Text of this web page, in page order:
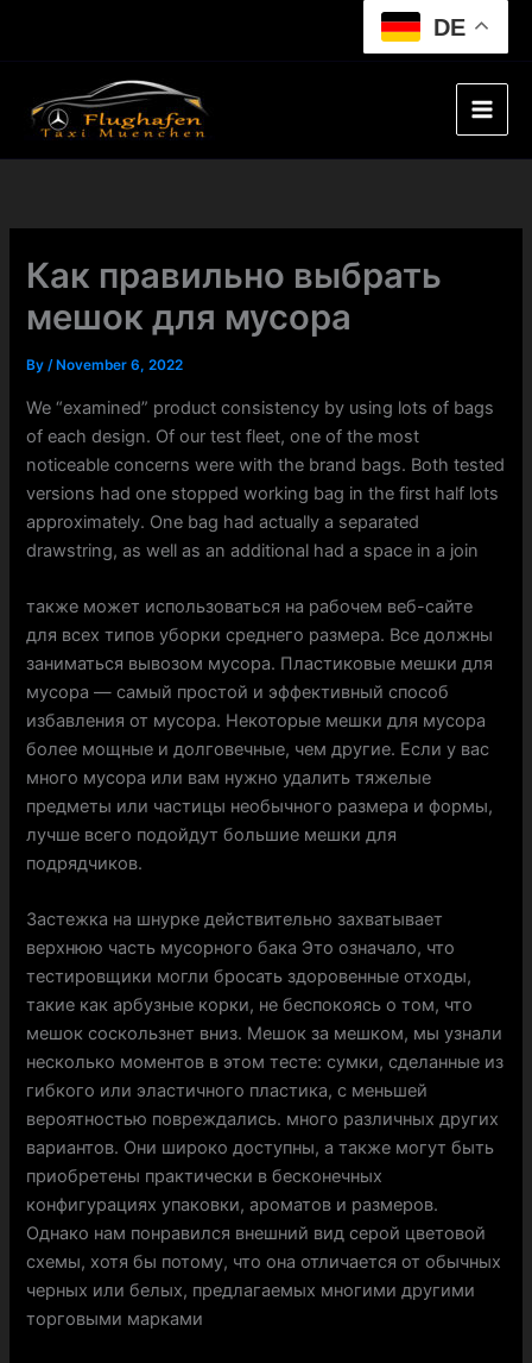
DE
Как правильно выбрать
мешок для мусора
By/ November 6, 2022
We “examined” product consistency by using lots of bags
of each design. Of our test fleet, one of the most
noticeable concerns were with the brand bags. Both tested
versions had one stopped working bag in the first half lots
approximately. One bag had actually a separated
drawstring, as well as an additional had a space in a join
также может использоваться на рабочем веб-сайте
для всех типов уборки среднего размера. Все должны
заниматься вывозом мусора. Пластиковые мешки для
мусора — самый простой и эффективный способ
избавления от мусора. Некоторые мешки для мусора
более мощные и долговечные, чем другие. Если у вас
много мусора или вам нужно удалить тяжелые
предметы или частицы необычного размера и формы,
лучше всего подойдут большие мешки для
подрядчиков.
Застежка на шнурке действительно захватывает
верхнюю часть мусорного бака Это означало, что
тестировщики могли бросать здоровенные отходы,
такие как арбузные корки, не беспокоясь о том, что
мешок соскользнет вниз. Мешок за мешком, мы узнали
несколько моментов в этом тесте: сумки, сделанные из
гибкого или эластичного пластика, с меньшей
вероятностью повреждались. много различных других
вариантов. Они широко доступны, а также могут быть
приобретены практически в бесконечных
конфигурациях упаковки, ароматов и размеров.
Однако нам понравился внешний вид серой цветовой
схемы, хотя бы потому, что она отличается от обычных
черных или белых, предлагаемых многими другими
торговыми марками